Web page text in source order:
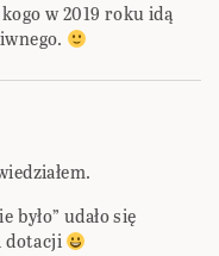
w 2019 roku idą
było” udało się
dotacji